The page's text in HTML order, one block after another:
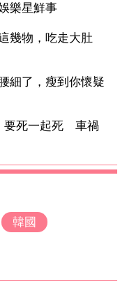
樂星鮮事
幾物，吃走大肚
細了，瘦到你懷疑
要死一起死 車禍
韓國